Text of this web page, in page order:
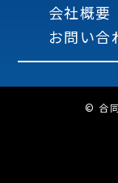
会社概要
お問い合
© 合